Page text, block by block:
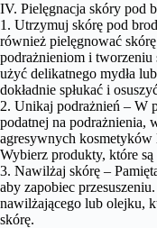
IV. Pielęgnacja skóry pod
1. Utrzymuj skórę pod
również pielęgnować
podrażnieniom i
użyć delikatnego mydła
dokładnie spłukać i
2. Unikaj podrażnień – W
podatnej na podrażnienia,
agresywnych kosmetyków
Wybierz produkty, które
3. Nawilżaj skórę –
aby zapobiec
nawilżającego lub olejku,
skórę.